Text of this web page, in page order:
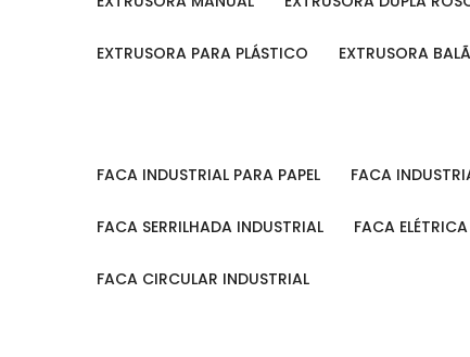
EXTRUSORA PARA PLÁSTICO EXTRUSORA
FACA INDUSTRIAL PARA PAPEL FACA
FACA SERRILHADA INDUSTRIAL FACA
FACA CIRCULAR INDUSTRIAL